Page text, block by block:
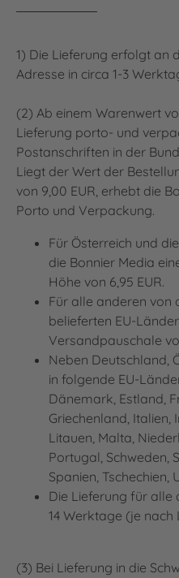
1) Die Lieferung erfolgt an
Adresse in circa 1-3
(2) Ab einem Warenwert
Lieferung porto- und
Postanschriften in der
Liegt der Wert der
von 9,00 EUR, erhebt die
Porto und Verpackung.
Für Österreich und
die Bonnier Media
Höhe von 6,95 EUR.
Für alle anderen von
belieferten EU-
Versandpauschale
Neben Deutschland,
in folgende EU-
Dänemark, Estland,
Griechenland,
Litauen, Malta,
Portugal, Schweden,
Spanien, Tschechien,
Die Lieferung für alle
14 Werktage (je nach
(3) Bei Lieferung in die